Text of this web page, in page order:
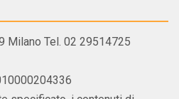
Milano Tel. 02 29514725